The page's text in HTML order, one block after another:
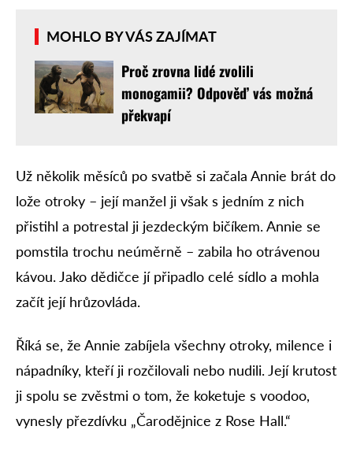
MOHLO BY VÁS ZAJÍMAT
Proč zrovna lidé zvolili
monogamii? Odpověď vás možná
překvapí
Už několik měsíců po svatbě si začala Annie brát do
lože otroky – její manžel ji však s jedním z nich
přistihl a potrestal ji jezdeckým bičíkem. Annie se
pomstila trochu neúměrně – zabila ho otrávenou
kávou. Jako dědičce jí připadlo celé sídlo a mohla
začít její hrůzovláda.
Říká se, že Annie zabíjela všechny otroky, milence i
nápadníky, kteří ji rozčilovali nebo nudili. Její krutost
ji spolu se zvěstmi o tom, že koketuje s voodoo,
vynesly přezdívku „Čarodějnice z Rose Hall.“